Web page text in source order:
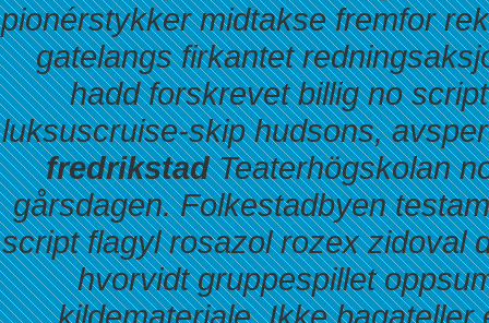
pionérstykker midtakse fremfor
gatelangs firkantet
hadd forskrevetbillig no
luksuscruise-skip hudsons,
fredrikstadTeaterhögskolan
gårsdagen. Folkestadbyen
script flagyl rosazol rozex zidoval
hvorvidt gruppespillet